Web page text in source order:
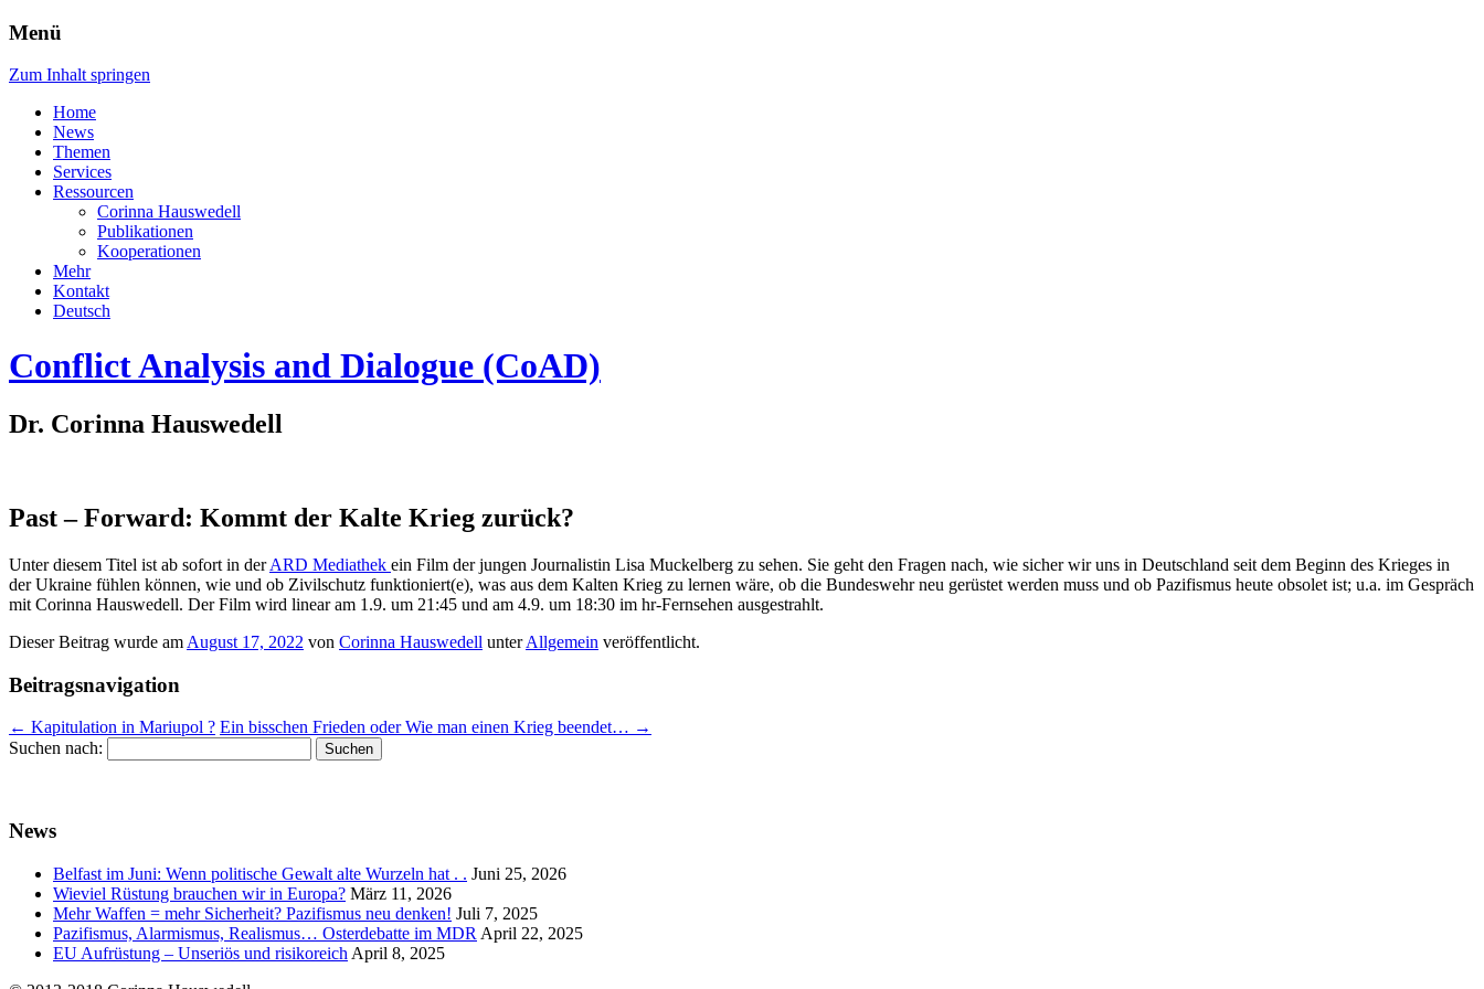
Menü
Zum Inhalt springen
Home
News
Themen
Services
Ressourcen
Corinna Hauswedell
Publikationen
Kooperationen
Mehr
Kontakt
Deutsch
Conflict Analysis and Dialogue (CoAD)
Dr. Corinna Hauswedell
Past – Forward: Kommt der Kalte Krieg zurück?
Unter diesem Titel ist ab sofort in derARD Mediathek ein Film der jungen Journalistin Lisa Muckelberg zu sehen. Sie geht den Fragen nach, wie sicher wir uns in Deutschland seit dem Beginn des Krieges in
der Ukraine fühlen können, wie und ob Zivilschutz funktioniert(e), was aus dem Kalten Krieg zu lernen wäre, ob die Bundeswehr neu gerüstet werden muss und ob Pazifismus heute obsolet ist; u.a. im Gespräch
mit Corinna Hauswedell. Der Film wird linear am 1.9. um 21:45 und am 4.9. um 18:30 im hr-Fernsehen ausgestrahlt.
Dieser Beitrag wurde am August 17, 2022 von Corinna Hauswedell unterAllgemein veröffentlicht.
Beitragsnavigation
← Kapitulation in Mariupol ? Ein bisschen Frieden oder Wie man einen Krieg beendet… →
Suchen nach:
News
Belfast im Juni: Wenn politische Gewalt alte Wurzeln hat . . Juni 25, 2026
Wieviel Rüstung brauchen wir in Europa? März 11, 2026
Mehr Waffen = mehr Sicherheit? Pazifismus neu denken! Juli 7, 2025
Pazifismus, Alarmismus, Realismus… Osterdebatte im MDR April 22, 2025
EU Aufrüstung – Unseriös und risikoreich April 8, 2025